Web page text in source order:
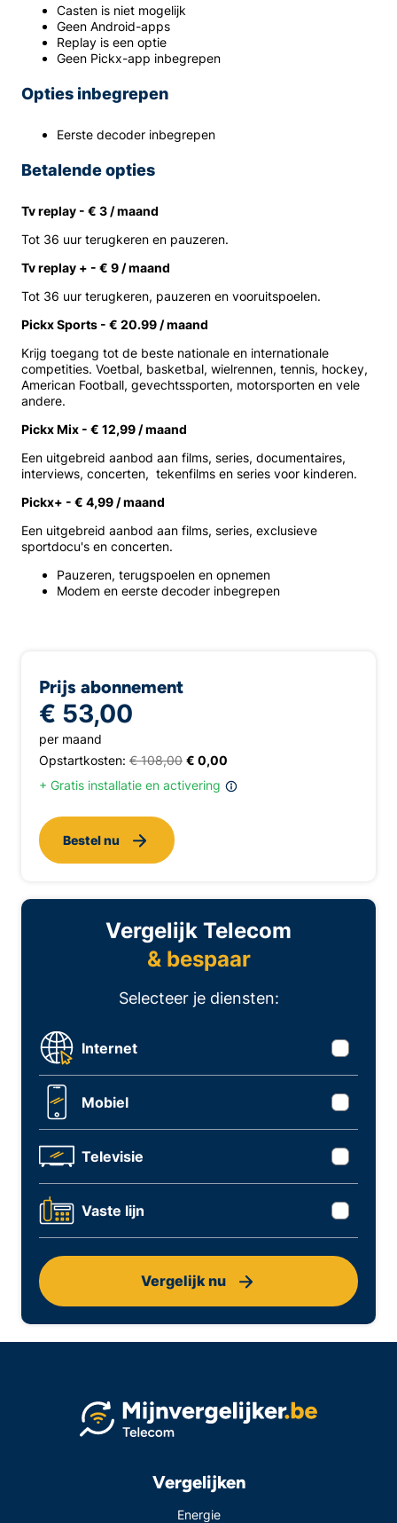
Casten is niet mogelijk
Geen Android-apps
Replay is een optie
Geen Pickx-app inbegrepen
Opties inbegrepen
Eerste decoder inbegrepen
Betalende opties
Tv replay - € 3 / maand
Tot 36 uur terugkeren en pauzeren.
Tv replay + - € 9 / maand
Tot 36 uur terugkeren, pauzeren en vooruitspoelen.
Pickx Sports - € 20.99 / maand
Krijg toegang tot de beste nationale en internationale
competities. Voetbal, basketbal, wielrennen, tennis, hockey,
American Football, gevechtssporten, motorsporten en vele
andere.
Pickx Mix - € 12,99 / maand
Een uitgebreid aanbod aan films, series, documentaires,
interviews, concerten, tekenfilms en series voor kinderen.
Pickx+ - € 4,99 / maand
Een uitgebreid aanbod aan films, series, exclusieve
sportdocu's en concerten.
Pauzeren, terugspoelen en opnemen
Modem en eerste decoder inbegrepen
Prijs abonnement
€ 53,00
per maand
Opstartkosten: € 108,00 € 0,00
+ Gratis installatie en activering
Bestel nu
Vergelijk Telecom
& bespaar
Selecteer je diensten:
Internet
Mobiel
Televisie
Vaste lijn
Vergelijk nu
Vergelijken
Energie